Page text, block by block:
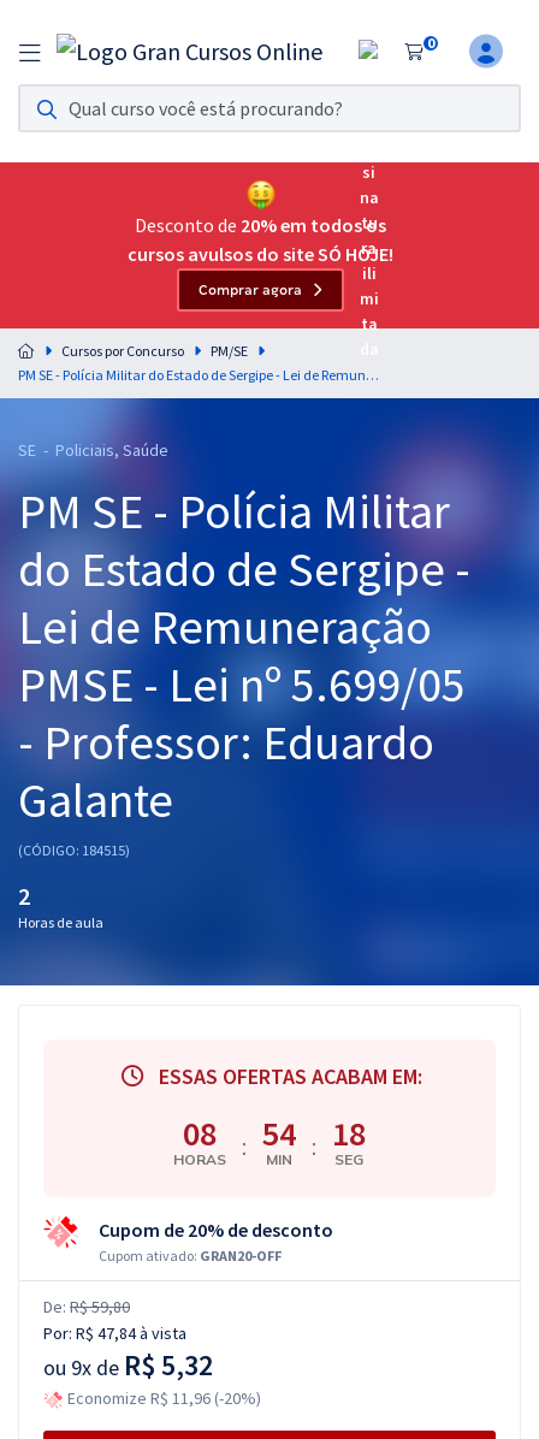
0
Assinatura Ilimitada 11
Acesso a todos os cursos. Teste grátis por 7 dias!
Assinatura OAB Até Passar
Acesso ilimitado a toda preparação para o Exame da
Residências Multiprofissionais
Preparação completa e intensiva para as principais
residências em saúde do Brasil
Cursos 20% OFF
Pós
Graduação
OAB
Questões grátis
Aprovados
Desconto de 20% em todos os
cursos avulsos do site SÓ HOJE!
Comprar agora
Cursos por Concurso
PM/SE
PM SE - Polícia Militar do Estado de Sergipe - Lei de Remuneração PMSE - Lei nº 5.699/05 - Professor: Eduardo Galante
SE - Policiais, Saúde
PM SE - Polícia Militar
do Estado de Sergipe -
Lei de Remuneração
PMSE - Lei nº 5.699/05
- Professor: Eduardo
Galante
(CÓDIGO: 184515)
2
Horas de aula
ESSAS OFERTAS ACABAM EM:
08
HORAS : 54
MIN : 17
SEG
Cupom de 20% de desconto
Cupom ativado: GRAN20-OFF
De: R$ 59,80
Por: R$ 47,84à vista
ou 9x de R$ 5,32
Economize R$ 11,96 (-20%)